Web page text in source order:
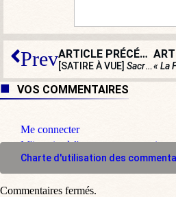
Prev ARTICLE PRÉCÉDENT
[SATIRE À VUE] Sacré-Cœur
VOS COMMENTAIRES
Me connecter
M'inscrire à l'espace commentaire
Charte d'utilisation des
Commentaires fermés.